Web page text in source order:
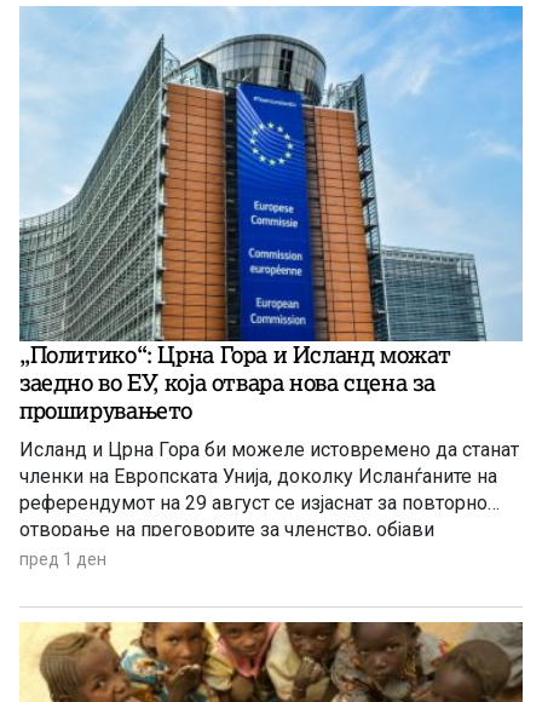
„Политико“: Црна Гора и Исланд можат
заедно во ЕУ, која отвара нова сцена за
проширувањето
Исланд и Црна Гора би можеле истовремено да станат
членки на Европската Унија, доколку Исланѓаните на
референдумот на 29 август се изјаснат за повторно
отворање на преговорите за членство, објави
„Политико“, повикувајќи се на европски претставници
пред 1 ден